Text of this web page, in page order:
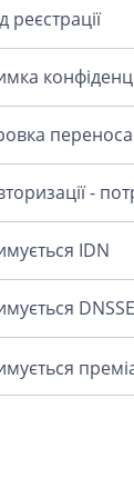
реєстрації
-
IDN